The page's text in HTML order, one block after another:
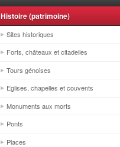
Histoire (patrimoine)
Sites historiques
Forts, châteaux et citadelles
Tours génoises
Eglises, chapelles et couvents
Monuments aux morts
Ponts
Places